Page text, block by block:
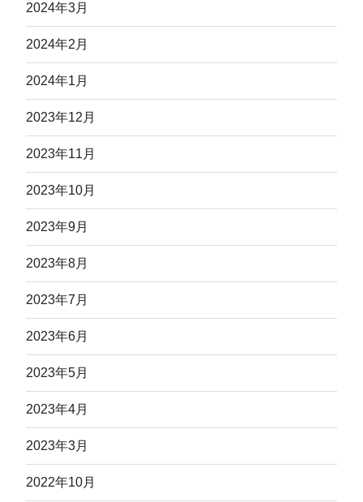
2024年3月
2024年2月
2024年1月
2023年12月
2023年11月
2023年10月
2023年9月
2023年8月
2023年7月
2023年6月
2023年5月
2023年4月
2023年3月
2022年10月